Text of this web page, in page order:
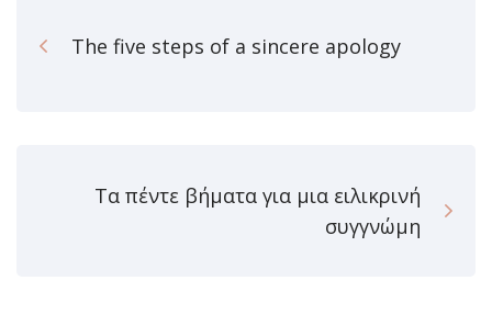
The five steps of a sincere apology
Τα πέντε βήματα για μια ειλικρινή
συγγνώμη